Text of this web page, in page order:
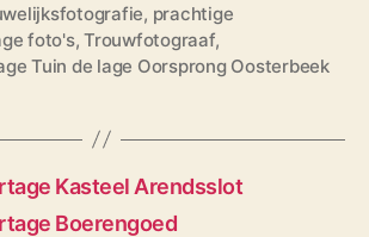
, prachtige
foto's,Trouwfotograaf,
Tuin de lage Oorsprong Oosterbeek
Kasteel Arendsslot
Boerengoed